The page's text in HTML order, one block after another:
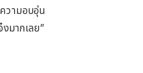
วามอบอุ่น
มากเลย”